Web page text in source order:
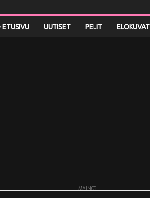
ETUSIVU UUTISET PELIT ELOKUVAT
MAINOS